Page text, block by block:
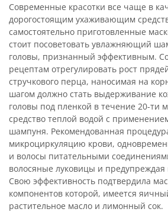
Современные красотки все чаще в
дорогостоящим ухаживающим
самостоятельно приготовленные
стоит посоветовать увлажняющий
головы, признанный эффективным.
рецептам отрегулировать рост
стручкового перца, наносимая на
шагом должно стать выдерживание
головы под пленкой в течение 20-ти
средство теплой водой с
шампуня. Рекомендованная
микроциркуляцию крови,
и волосы питательными
волосяные луковицы и предупреждая
Свою эффективность подтвердила
компонентов которой, имеется
растительное масло и лимонный сок.